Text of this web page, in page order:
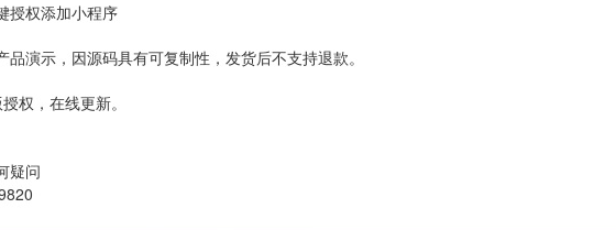
授权添加小程序
演示，因源码具有可复制性，发货后不支持退款。
权，在线更新。
疑问